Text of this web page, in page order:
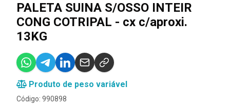
PALETA SUINA S/OSSO INTEIR
CONG COTRIPAL - cx c/aproxi.
13KG
Produto de peso variável
Código: 990898